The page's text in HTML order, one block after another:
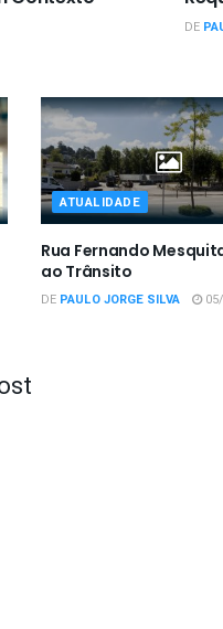
DE
ATUALIDADE
Rua Fernando
ao Trânsito
DE PAULO JORGE SILVA